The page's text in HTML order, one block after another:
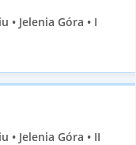
• Jelenia Góra • I
• Jelenia Góra • II